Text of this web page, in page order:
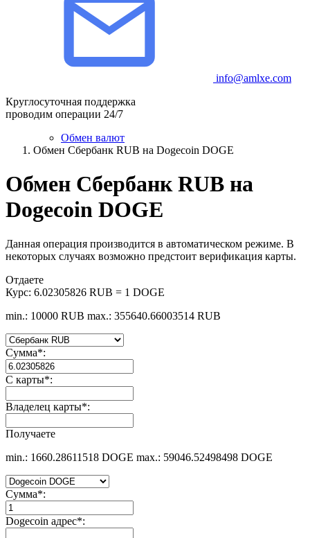
info@amlxe.com
Круглосуточная поддержка
проводим операции 24/7
Обмен валют
Обмен Сбербанк RUB на Dogecoin DOGE
Обмен Сбербанк RUB на
Dogecoin DOGE
Данная операция производится в автоматическом режиме. В
некоторых случаях возможно предстоит верификация карты.
Отдаете
Курс: 6.02305826 RUB = 1 DOGE
min.: 10000 RUB max.: 355640.66003514 RUB
Сумма*:
С карты*:
Владелец карты*:
Получаете
min.: 1660.28611518 DOGE max.: 59046.52498498 DOGE
Сумма*:
Dogecoin адрес*: